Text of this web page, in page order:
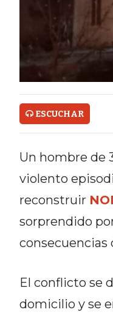
FUNCIONA: CREAR
ONLINE CON
WHATSAPP
ARGENTINA:
PLATAFORMAS DE
WHATSAPP
DE COMIDA POR
RESTAURANTES Y
CÓMO ORGANIZAR
ESCUCHAR
Un hombre de
violento
reconstruir
sorprendido
consecuencias
El conflicto se
domicilio y se